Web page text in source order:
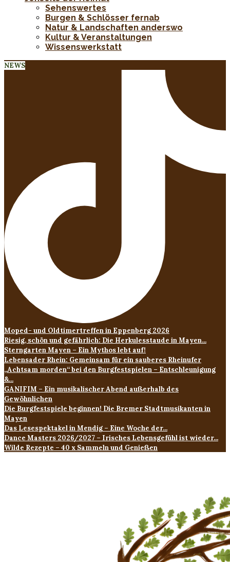
Sehenswertes
Burgen & Schlösser fernab
Natur & Landschaften anderswo
Kultur & Veranstaltungen
Wissenswerkstatt
NEWS
Moped- und Oldtimertreffen in Eppenberg 2026
Riesig, schön und gefährlich: Die Herkulesstaude in Mayen...
Sterngarten Mayen – Ein Mythos lebt auf!
Lebensader Rhein: Gemeinsam für ein sauberes Rheinufer
„Achtsam morden“ bei den Burgfestspielen – Entschleunigung
&...
GANIFIM – Ein musikalischer Abend außerhalb des
Gewöhnlichen
Die Burgfestspiele beginnen! Die Bremer Stadtmusikanten in
Mayen
Das Lesespektakel in Mendig – Eine Woche der...
Dance Masters 2026/2027 – Irisches Lebensgefühl ist wieder...
Wilde Rezepte – 40 x Sammeln und Genießen